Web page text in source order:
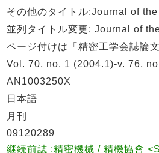
その他のタイトル:Journal of
並列タイトル変更: Journal of
ページ付けは「精密工学会誌論
Vol. 70, no. 1 (2004.1)-v. 76,
AN1003250X
日本語
月刊
09120289
継続前誌 :精密機械 / 精機協會